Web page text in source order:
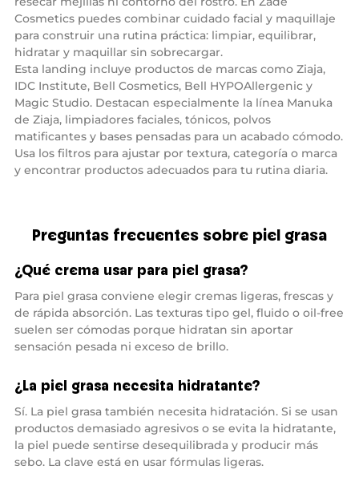
l
o
g
e
t
o
Cosmetics puedes combinar cuidado facial y maquillaje
para construir una rutina práctica: limpiar, equilibrar,
hidratar y maquillar sin sobrecargar.
Esta landing incluye productos de marcas como Ziaja,
IDC Institute, Bell Cosmetics, Bell HYPOAllergenic y
Magic Studio. Destacan especialmente la línea Manuka
de Ziaja, limpiadores faciales, tónicos, polvos
matificantes y bases pensadas para un acabado cómodo.
Usa los filtros para ajustar por textura, categoría o marca
y encontrar productos adecuados para tu rutina diaria.
Preguntas frecuentes sobre piel grasa
¿Qué crema usar para piel grasa?
Para piel grasa conviene elegir cremas ligeras, frescas y
de rápida absorción. Las texturas tipo gel, fluido o oil-free
suelen ser cómodas porque hidratan sin aportar
sensación pesada ni exceso de brillo.
¿La piel grasa necesita hidratante?
Sí. La piel grasa también necesita hidratación. Si se usan
productos demasiado agresivos o se evita la hidratante,
la piel puede sentirse desequilibrada y producir más
sebo. La clave está en usar fórmulas ligeras.